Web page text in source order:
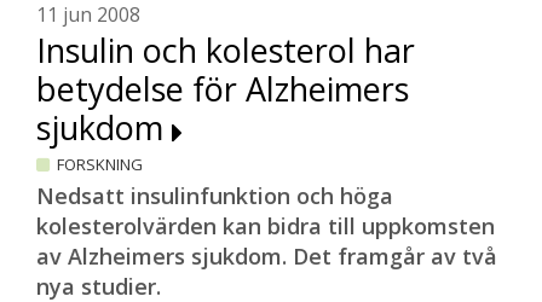
11 jun 2008
Insulin och kolesterol har
betydelse för Alzheimers
sjukdom
FORSKNING
Nedsatt insulinfunktion och höga
kolesterolvärden kan bidra till uppkomsten
av Alzheimers sjukdom. Det framgår av två
nya studier.